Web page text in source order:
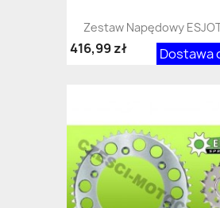
Zestaw Napędowy
Dostawa
416,99 zł